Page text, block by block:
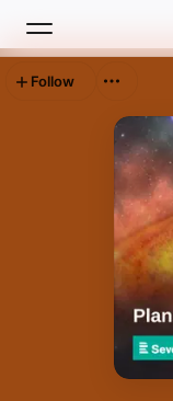
Top Charts
Follow